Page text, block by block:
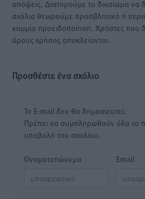
απόψεις. Διατηρούμε το δικαίωμα να
σχόλια θεωρούμε προσβλητικά ή
καμμία προειδοποίηση. Χρήστες που
όρους χρήσης αποκλείονται.
Προσθέστε ένα σχόλιο
Το E-mail δεν θα δημοσιευτεί.
Πρέπει να συμπληρωθούν όλα τα
υποβολή του σχολίου.
Όνοματεπώνυμο Email